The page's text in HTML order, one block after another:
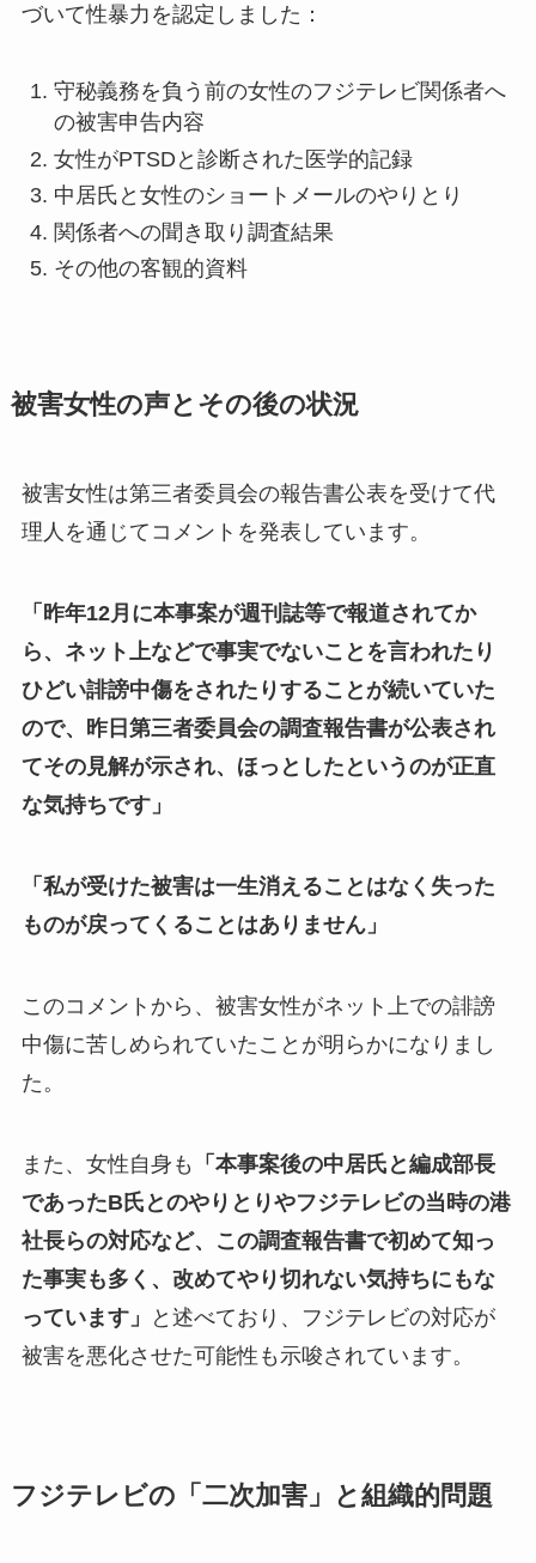
づいて性暴力を認定しました：
守秘義務を負う前の女性のフジテレビ関係者へ
の被害申告内容
女性がPTSDと診断された医学的記録
中居氏と女性のショートメールのやりとり
関係者への聞き取り調査結果
その他の客観的資料
被害女性の声とその後の状況
被害女性は第三者委員会の報告書公表を受けて代
理人を通じてコメントを発表しています。
「昨年12月に本事案が週刊誌等で報道されてか
ら、ネット上などで事実でないことを言われたり
ひどい誹謗中傷をされたりすることが続いていた
ので、昨日第三者委員会の調査報告書が公表され
てその見解が示され、ほっとしたというのが正直
な気持ちです」
「私が受けた被害は一生消えることはなく失った
ものが戻ってくることはありません」
このコメントから、被害女性がネット上での誹謗
中傷に苦しめられていたことが明らかになりまし
た。
また、女性自身も
「本事案後の中居氏と編成部長
であったB氏とのやりとりやフジテレビの当時の港
社長らの対応など、この調査報告書で初めて知っ
た事実も多く、改めてやり切れない気持ちにもな
っています」
と述べており、フジテレビの対応が
被害を悪化させた可能性も示唆されています。
フジテレビの「二次加害」と組織的問題